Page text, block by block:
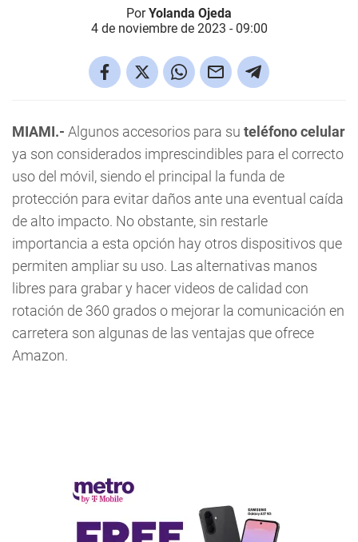
PorYolanda Ojeda
4 de noviembre de 2023 - 09:00
MIAMI.- Algunos accesorios para su teléfono celular
ya son considerados imprescindibles para el correcto
uso del móvil, siendo el principal la funda de
protección para evitar daños ante una eventual caída
de alto impacto. No obstante, sin restarle
importancia a esta opción hay otros dispositivos que
permiten ampliar su uso. Las alternativas manos
libres para grabar y hacer videos de calidad con
rotación de 360 grados o mejorar la comunicación en
carretera son algunas de las ventajas que ofrece
Amazon.